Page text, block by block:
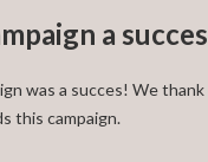
a
was a succes! We
this campaign.